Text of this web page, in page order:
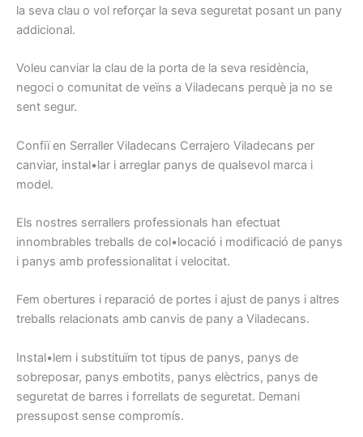
la seva clau o vol reforçar la seva seguretat posant un pany
addicional.
Voleu canviar la clau de la porta de la seva residència,
negoci o comunitat de veïns a Viladecans perquè ja no se
sent segur.
Confiï en Serraller Viladecans Cerrajero Viladecans per
canviar, instal•lar i arreglar panys de qualsevol marca i
model.
Els nostres serrallers professionals han efectuat
innombrables treballs de col•locació i modificació de panys
i panys amb professionalitat i velocitat.
Fem obertures i reparació de portes i ajust de panys i altres
treballs relacionats amb canvis de pany a Viladecans.
Instal•lem i substituïm tot tipus de panys, panys de
sobreposar, panys embotits, panys elèctrics, panys de
seguretat de barres i forrellats de seguretat. Demani
pressupost sense compromís.